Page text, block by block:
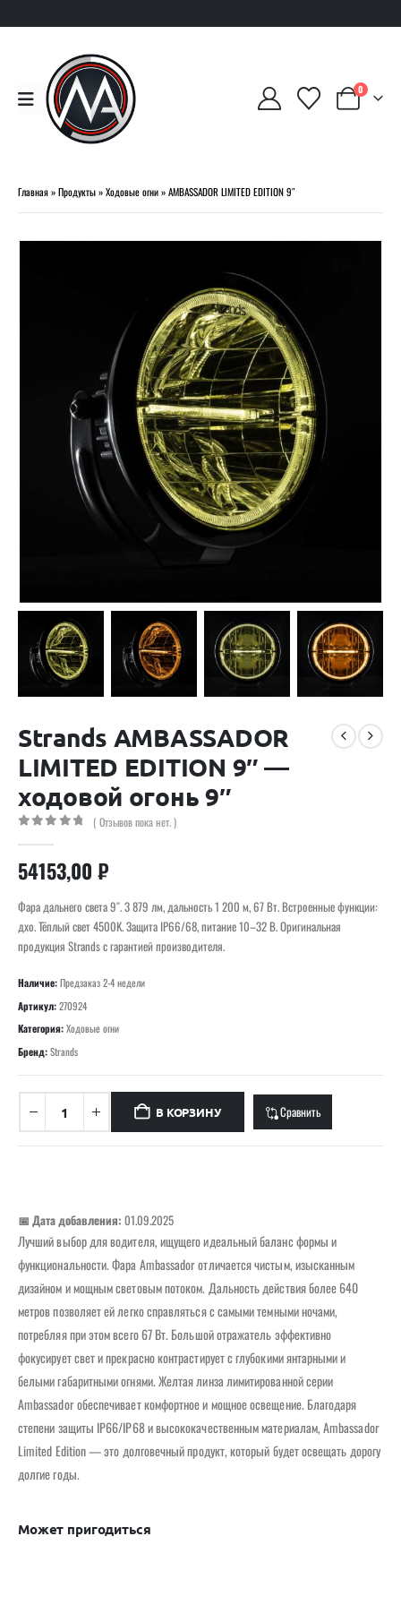
0
Главная»Продукты»Ходовые огни»AMBASSADOR LIMITED EDITION 9″
Strands AMBASSADOR
LIMITED EDITION 9″ —
ходовой огонь 9″
( Отзывов пока нет. )
54153,00 ₽
Фара дальнего света 9″. 3 879 лм, дальность 1 200 м, 67 Вт. Встроенные функции:
дхо. Тёплый свет 4500K. Защита IP66/68, питание 10–32 В. Оригинальная
продукция Strands с гарантией производителя.
Наличие:Предзаказ 2-4 недели
Артикул:270924
Категория:Ходовые огни
Бренд:Strands
В КОРЗИНУ Сравнить
📅 Дата добавления: 01.09.2025
Лучший выбор для водителя, ищущего идеальный баланс формы и
функциональности. Фара Ambassador отличается чистым, изысканным
дизайном и мощным световым потоком. Дальность действия более 640
метров позволяет ей легко справляться с самыми темными ночами,
потребляя при этом всего 67 Вт. Большой отражатель эффективно
фокусирует свет и прекрасно контрастирует с глубокими янтарными и
белыми габаритными огнями. Желтая линза лимитированной серии
Ambassador обеспечивает комфортное и мощное освещение. Благодаря
степени защиты IP66/IP68 и высококачественным материалам, Ambassador
Limited Edition — это долговечный продукт, который будет освещать дорогу
долгие годы.
Может пригодиться